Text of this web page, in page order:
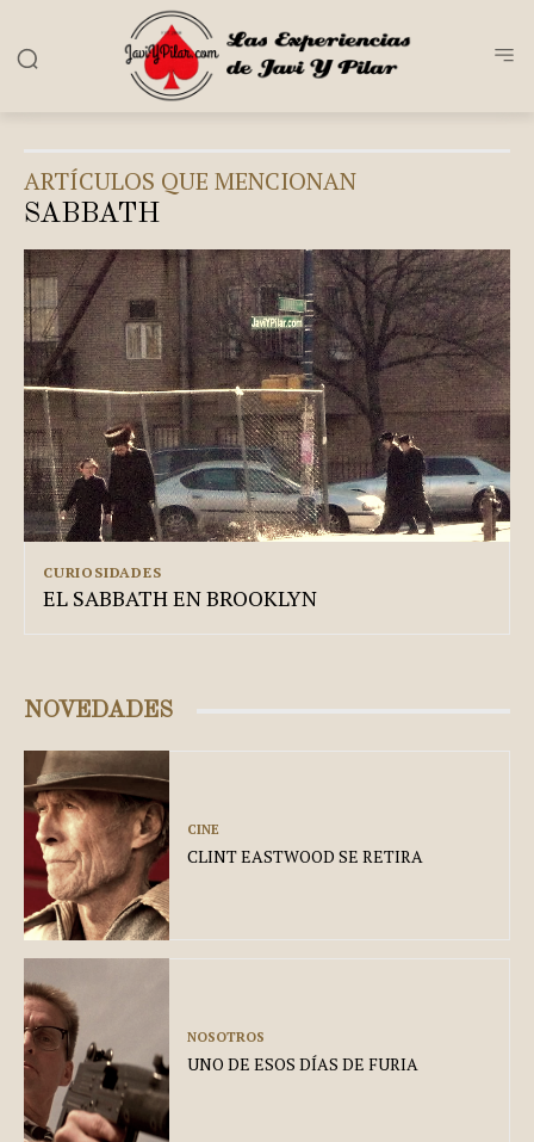
ARTÍCULOS QUE MENCIONAN
SABBATH
CURIOSIDADES
EL SABBATH EN BROOKLYN
NOVEDADES
CINE
CLINT EASTWOOD SE RETIRA
NOSOTROS
UNO DE ESOS DÍAS DE FURIA